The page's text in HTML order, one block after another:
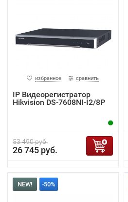
избранное сравнить
IP Видеорегистратор
Hikvision DS-7608NI-I2/8P
53 490 руб.
26 745 руб.
NEW! -50%